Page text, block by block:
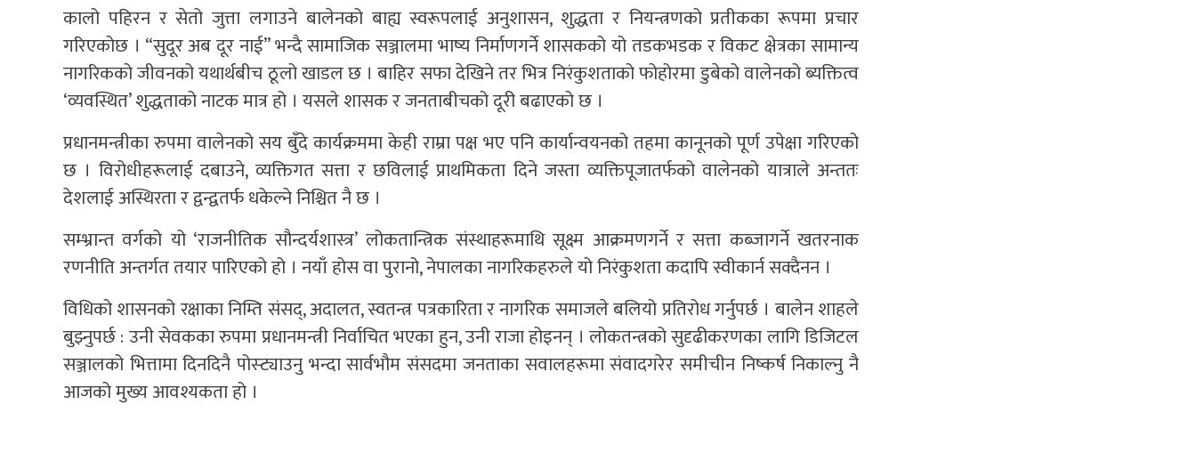
कालो पहिरन र सेतो जुत्ता लगाउने बालेनको बाह्य स्वरूपलाई अनुशासन, शुद्धता र नियन्त्रणको प्रतीकका रूपमा प्रचार
गरिएकोछ । “सुदूर अब दूर नाई” भन्दै सामाजिक सञ्जालमा भाष्य निर्माणगर्ने शासकको यो तडकभडक र विकट क्षेत्रका सामान्य
नागरिकको जीवनको यथार्थबीच ठूलो खाडल छ । बाहिर सफा देखिने तर भित्र निरंकुशताको फोहोरमा डुबेको वालेनको ब्यक्तित्व
‘व्यवस्थित’ शुद्धताको नाटक मात्र हो । यसले शासक र जनताबीचको दूरी बढाएको छ ।
प्रधानमन्त्रीका रुपमा वालेनको सय बुँदे कार्यक्रममा केही राम्रा पक्ष भए पनि कार्यान्वयनको तहमा कानूनको पूर्ण उपेक्षा गरिएको
छ । विरोधीहरूलाई दबाउने, व्यक्तिगत सत्ता र छविलाई प्राथमिकता दिने जस्ता व्यक्तिपूजातर्फको वालेनको यात्राले अन्ततः
देशलाई अस्थिरता र द्वन्द्वतर्फ धकेल्ने निश्चित नै छ ।
सम्भ्रान्त वर्गको यो ‘राजनीतिक सौन्दर्यशास्त्र’ लोकतान्त्रिक संस्थाहरूमाथि सूक्ष्म आक्रमणगर्ने र सत्ता कब्जागर्ने खतरनाक
रणनीति अन्तर्गत तयार पारिएको हो । नयाँ होस वा पुरानो, नेपालका नागरिकहरुले यो निरंकुशता कदापि स्वीकार्न सक्दैनन ।
विधिको शासनको रक्षाका निम्ति संसद्, अदालत, स्वतन्त्र पत्रकारिता र नागरिक समाजले बलियो प्रतिरोध गर्नुपर्छ । बालेन शाहले
बुझ्नुपर्छ : उनी सेवकका रुपमा प्रधानमन्त्री निर्वाचित भएका हुन, उनी राजा होइनन् । लोकतन्त्रको सुदृढीकरणका लागि डिजिटल
सञ्जालको भित्तामा दिनदिनै पोस्ट्याउनु भन्दा सार्वभौम संसदमा जनताका सवालहरूमा संवादगरेर समीचीन निष्कर्ष निकाल्नु नै
आजको मुख्य आवश्यकता हो ।